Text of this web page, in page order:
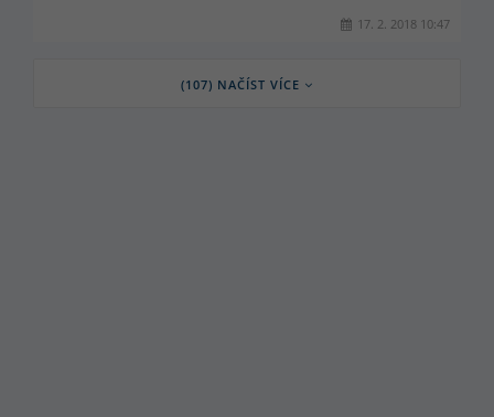
17. 2. 2018 10:47
(107) NAČÍST VÍCE